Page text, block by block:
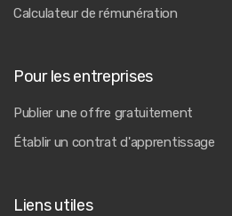
Calculateur de rémunération
Pour les entreprises
Publier une offre gratuitement
Établir un contrat d'apprentissage
Liens utiles